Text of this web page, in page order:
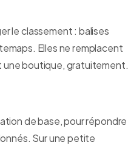
le classement : balises
Elles ne remplacent
une boutique, gratuitement.
de base, pour répondre
Sur une petite